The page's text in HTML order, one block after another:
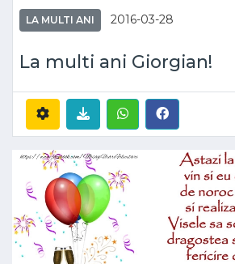
LA MULTI ANI 2016-03-28
La multi ani Giorgian!